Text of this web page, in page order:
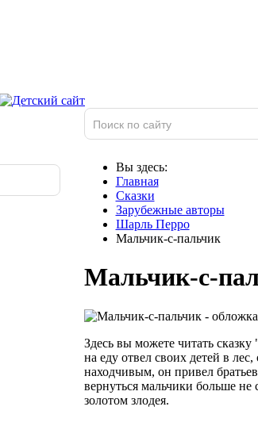
Вы здесь:
Главная
Сказки
Зарубежные авторы
Шарль Перро
Мальчик-с-пальчик
Мальчик-с-
Здесь вы можете читать
на еду отвел своих детей в
находчивым, он привел
вернуться мальчики больше
золотом злодея.